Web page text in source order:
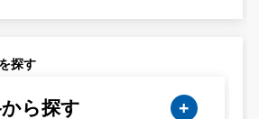
探す
ら探す